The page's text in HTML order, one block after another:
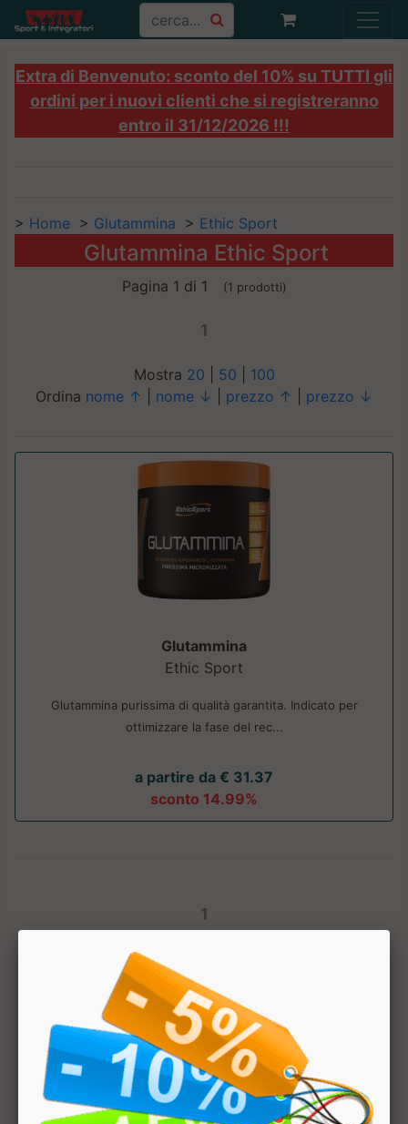
Extra di Benvenuto: sconto del 10% su TUTTI gli
ordini per i nuovi clienti che si registreranno
entro il 31/12/2026 !!!
> Home > Glutammina > Ethic Sport
Glutammina Ethic Sport
Pagina 1 di 1 (1 prodotti)
1
Mostra 20 50
100
Ordina nome ↑ nome ↓ prezzo ↑ prezzo ↓
Glutammina
Ethic Sport
Glutammina purissima di qualità garantita. Indicato per
ottimizzare la fase del rec...
a partire da € 31.37
sconto 14.99%
1
Hai bisogno di aiuto? Chatta con noi